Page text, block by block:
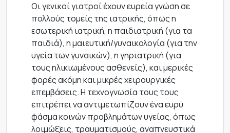
Οι γενικοί γιατροί έχουν ευρεία γνώση σε
πολλούς τομείς της ιατρικής, όπως η
εσωτερική ιατρική, η παιδιατρική (για τα
παιδιά), η μαιευτική/γυναικολογία (για την
υγεία των γυναικών), η γηριατρική (για
τους ηλικιωμένους ασθενείς), και μερικές
φορές ακόμη και μικρές χειρουργικές
επεμβάσεις. Η τεχνογνωσία τους τους
επιτρέπει να αντιμετωπίζουν ένα ευρύ
φάσμα κοινών προβλημάτων υγείας, όπως
λοιμώξεις, τραυματισμούς, αναπνευστικά